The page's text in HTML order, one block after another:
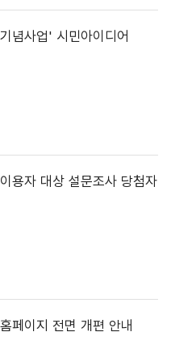
념사업' 시민아이디어
용자 대상 설문조사 당첨자
페이지 전면 개편 안내